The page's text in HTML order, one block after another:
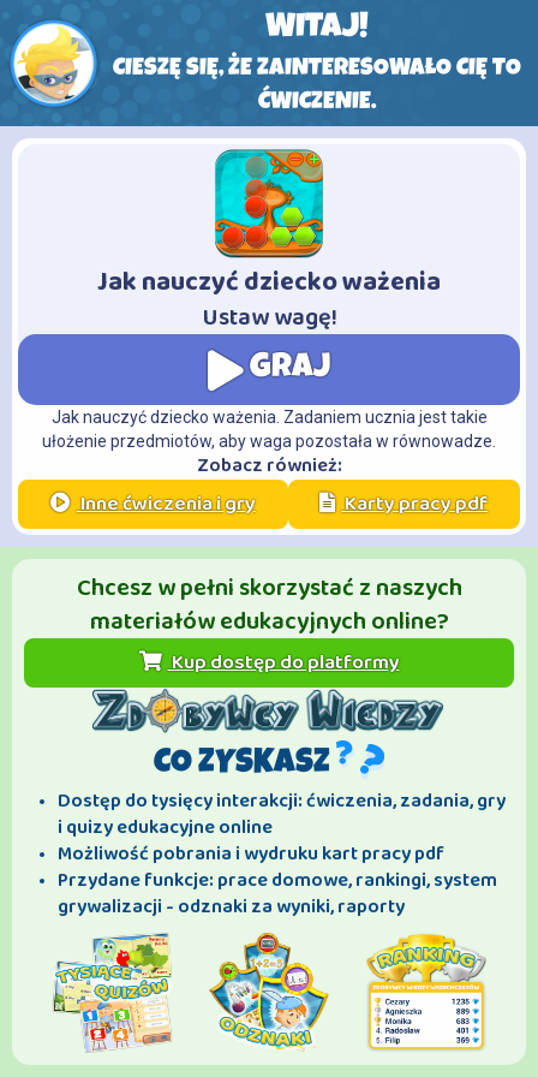
WITAJ!
CIESZĘ SIĘ, ŻE ZAINTERESOWAŁO CIĘ TO
ĆWICZENIE.
Jak nauczyć dziecko ważenia
- Ustaw wagę!
GRAJ
Jak nauczyć dziecko ważenia. Zadaniem ucznia jest takie
ułożenie przedmiotów, aby waga pozostała w równowadze.
Zobacz również:
Inne ćwiczenia i gry Karty pracy pdf
Chcesz w pełni skorzystać z naszych
materiałów edukacyjnych online?
Kup dostęp do platformy
CO ZYSKASZ
Dostęp do tysięcy interakcji: ćwiczenia, zadania, gry
i quizy edukacyjne online
Możliwość pobrania i wydruku kart pracy pdf
Przydane funkcje: prace domowe, rankingi, system
grywalizacji - odznaki za wyniki, raporty